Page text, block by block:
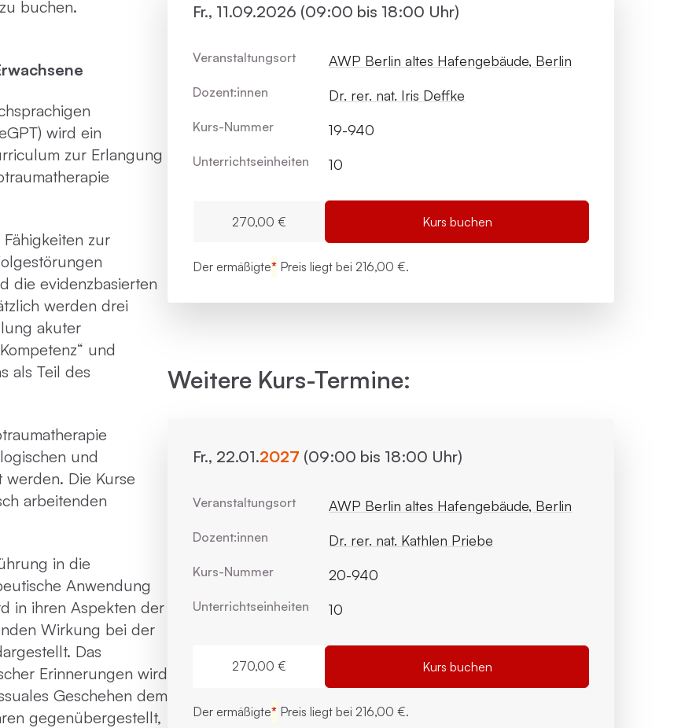
buchen.
wird ein
zur Erlangung
zur
die evidenzbasierten
werden drei
akuter
und
als Teil des
und
Die Kurse
arbeitenden
in die
Anwendung
in ihren Aspekten der
Wirkung bei der
Das
Erinnerungen wird
Geschehen dem
gegenübergestellt,
Fr., 11.09.2026 (09:00 bis 18:00 Uhr)
Veranstaltungsort AWP Berlin altes Hafengebäude, Berlin
Dozent:innen Dr. rer. nat. Iris Deffke
Kurs-Nummer 19-940
Unterrichts­einheiten 10
270,00 € Kurs buchen
Der ermäßigte* Preis liegt bei 216,00 €.
Weitere Kurs-Termine:
Fr., 22.01.2027 (09:00 bis 18:00 Uhr)
Veranstaltungsort AWP Berlin altes Hafengebäude, Berlin
Dozent:innen Dr. rer. nat. Kathlen Priebe
Kurs-Nummer 20-940
Unterrichts­einheiten 10
270,00 € Kurs buchen
Der ermäßigte* Preis liegt bei 216,00 €.